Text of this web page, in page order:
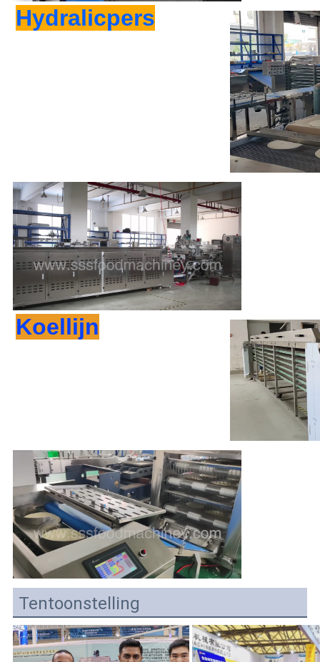
Hydralicpers
Koellijn
Tentoonstelling